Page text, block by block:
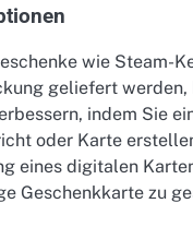
wie Steam-
geliefert werden,
indem Sie
oder Karte
eines digitalen
Geschenkkarte zu